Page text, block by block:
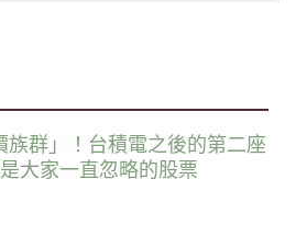
族群」！台積電之後的第二座
大家一直忽略的股票